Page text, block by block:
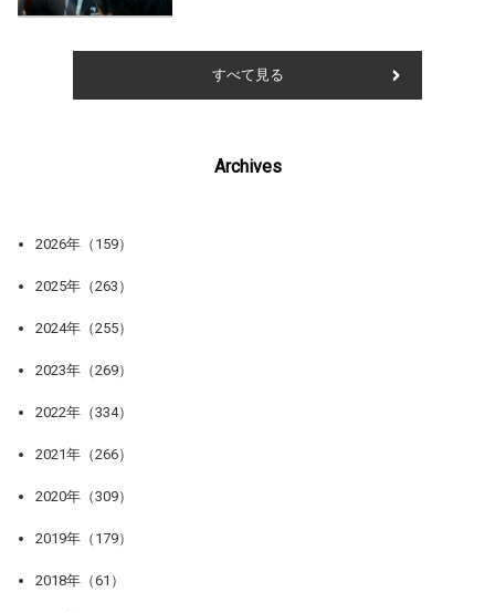
すべて見る
Archives
2026年（159）
2025年（263）
2024年（255）
2023年（269）
2022年（334）
2021年（266）
2020年（309）
2019年（179）
2018年（61）